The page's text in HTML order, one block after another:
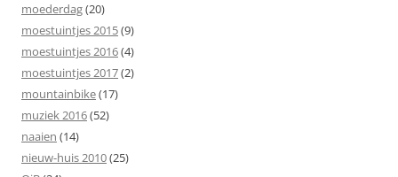
moederdag(20)
moestuintjes 2015(9)
moestuintjes 2016(4)
moestuintjes 2017(2)
mountainbike(17)
muziek 2016(52)
naaien (14)
nieuw-huis 2010(25)